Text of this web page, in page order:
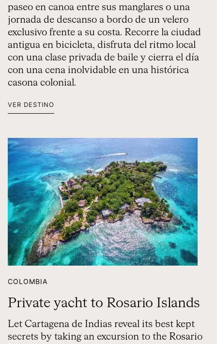
paseo en canoa entre sus manglares o una
jornada de descanso a bordo de un velero
exclusivo frente a su costa. Recorre la ciudad
antigua en bicicleta, disfruta del ritmo local
con una clase privada de baile y cierra el día
con una cena inolvidable en una histórica
casona colonial.
VER DESTINO
COLOMBIA
Private yacht to Rosario Islands
Let Cartagena de Indias reveal its best kept
secrets by taking an excursion to the Rosario